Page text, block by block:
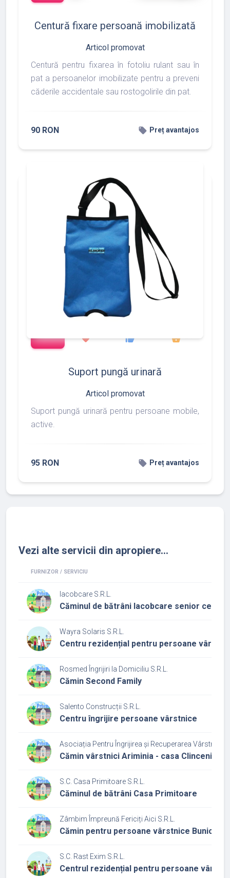
Centură fixare persoană imobilizată
Articol promovat
Centură pentru fixarea în fotoliu rulant sau în
pat a persoanelor imobilizate pentru a preveni
căderile accidentale sau rostogolirile din pat.
90 RON local_offer Preț avantajos
favorite thumb_up shopping_basket
Suport pungă urinară
Articol promovat
Suport pungă urinară pentru persoane mobile,
active.
95 RON local_offer Preț avantajos
Vezi alte servicii din apropiere...
FURNIZOR / SERVICIU
Iacobcare S.R.L.
Căminul de bătrâni Iacobcare senior center
Wayra Solaris S.R.L.
Centru rezidențial pentru persoane
Rosmed Îngrijiri la Domiciliu S.R.L.
Cămin Second Family
Salento Construcții S.R.L.
Centru îngrijire persoane vârstnice
Asociația Pentru Îngrijirea și Recuperarea
Cămin vârstnici Ariminia - casa Clinceni
S.C. Casa Primitoare S.R.L.
Căminul de bătrâni Casa Primitoare
Zâmbim Împreună Fericiți Aici S.R.L.
Cămin pentru persoane vârstnice Bunicii
S.C. Rast Exim S.R.L.
Centrul rezidențial pentru persoane